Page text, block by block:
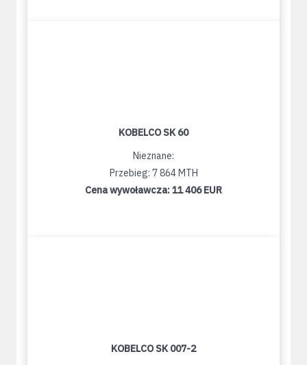
KOBELCO SK 60
Nieznane:
Przebieg: 7 864 MTH
Cena wywoławcza:11 406 EUR
KOBELCO SK 007-2